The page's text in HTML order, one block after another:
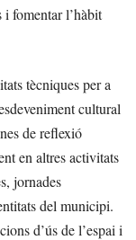
i fomentar l’hàbit
tècniques per a
cultural
de reflexió
en altres activitats
jornades
del municipi.
d’ús de l’espai i